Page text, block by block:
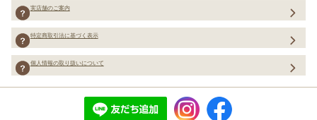
実店舗のご案内
特定商取引法に基づく表示
個人情報の取り扱いについて